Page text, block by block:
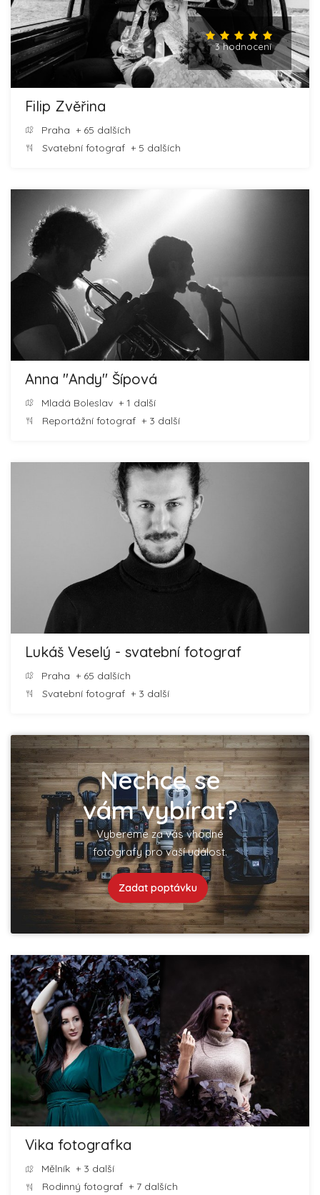
3 hodnocení
Filip Zvěřina
Praha + 65 dalších
Svatební fotograf + 5 dalších
Anna ''Andy'' Šípová
Mladá Boleslav + 1 další
Reportážní fotograf + 3 další
Lukáš Veselý - svatební fotograf
Praha + 65 dalších
Svatební fotograf + 3 další
Nechce se
vám vybírat?
Vybereme za vás vhodné
fotografy pro vaší událost.
Zadat poptávku
Vika fotografka
Mělník + 3 další
Rodinný fotograf + 7 dalších